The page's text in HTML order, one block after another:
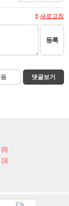
새로고침
등록
댓글보기
[6]
[3]